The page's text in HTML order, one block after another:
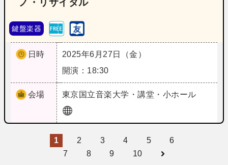
ノ・リサイタル
鍵盤楽器
日時
2025年6月27日（金）
開演：18:30
会場 東京国立音楽大学・講堂・小ホール
1 2 3 4 5
6
7
8 9 10